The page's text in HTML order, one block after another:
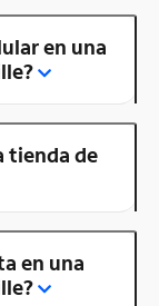
en una
tienda de
en una